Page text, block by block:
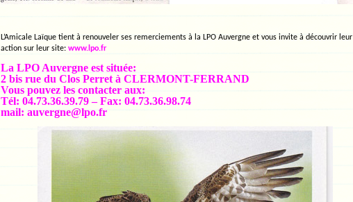
L’Amicale Laïque tient à renouveler ses remerciements à la LPO Auvergne et vous invite à découvrir leur
action sur leur site: www.lpo.fr
La LPO Auvergne est située:
2 bis rue du Clos Perret à CLERMONT-FERRAND
Vous pouvez les contacter aux:
Tél: 04.73.36.39.79 – Fax: 04.73.36.98.74
mail: auvergne@lpo.fr